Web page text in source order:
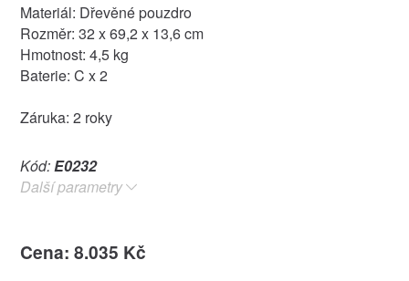
Materiál: Dřevěné pouzdro
Rozměr: 32 x 69,2 x 13,6 cm
Hmotnost: 4,5 kg
Baterie: C x 2
Záruka: 2 roky
Kód:E0232
Další parametry
Cena: 8.035 Kč